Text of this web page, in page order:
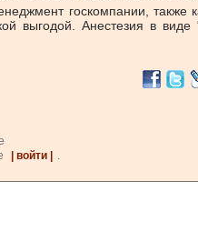
госкомпании,
выгодой. Анестезия в
| войти |
.